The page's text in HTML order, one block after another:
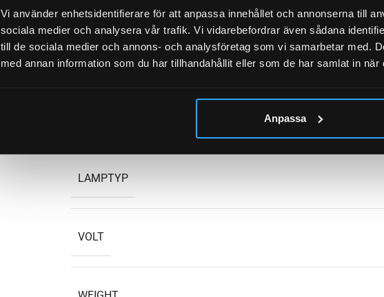
Vi använder enhetsidentifierare för att anpassa innehållet och annonserna till
sociala medier och analysera vår trafik. Vi vidarebefordrar även sådana
till de sociala medier och annons- och analysföretag som vi samarbetar med.
med annan information som du har tillhandahållit eller som de har samlat in
Anpassa
ARBETSTEMPERATUR
LAMPTYP
VOLT